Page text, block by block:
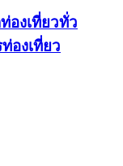
องเที่ยวทั่ว
องเที่ยว